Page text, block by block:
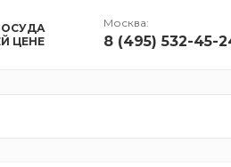
ЦЕНЕ
Москва:
8 (495) 532-45-